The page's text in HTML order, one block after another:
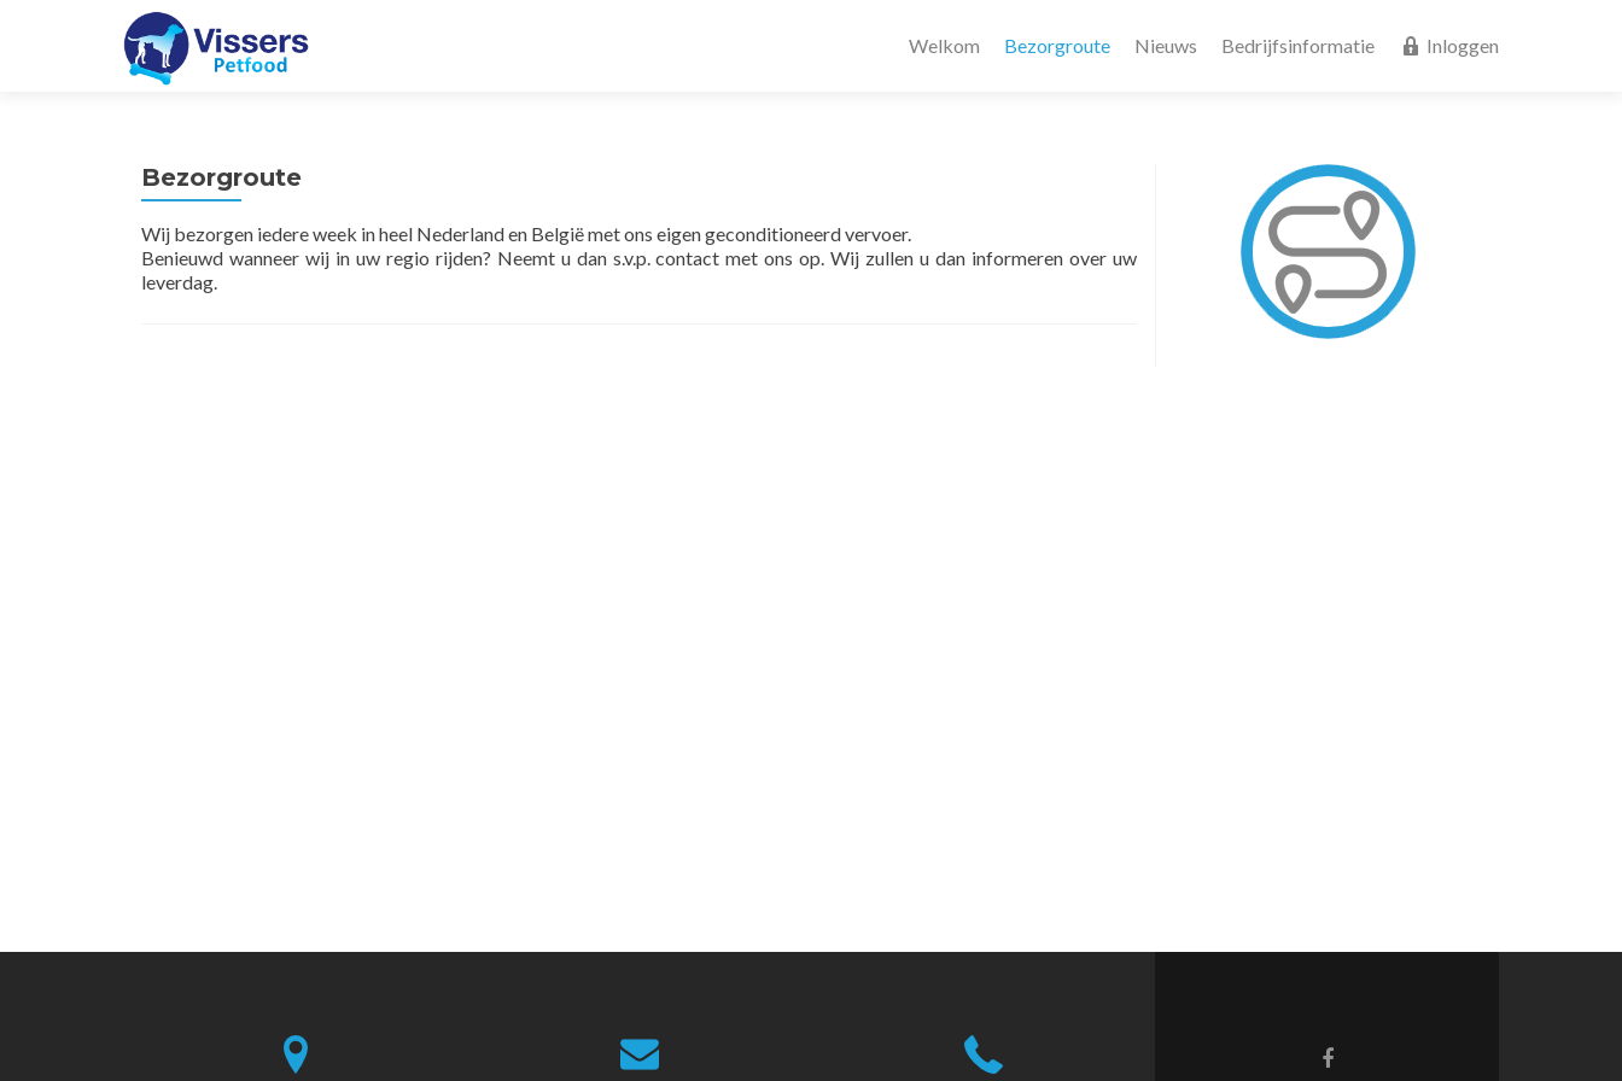
Welkom Bezorgroute Nieuws Bedrijfsinformatie Inloggen
Bezorgroute
Wij bezorgen iedere week in heel Nederland en België met ons eigen geconditioneerd vervoer.
Benieuwd wanneer wij in uw regio rijden? Neemt u dan s.v.p. contact met ons op. Wij zullen u dan informeren over uw
leverdag.